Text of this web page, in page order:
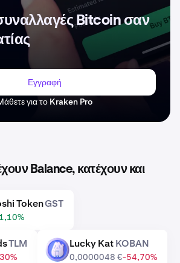
Bitcoin σαν
Εγγραφή
για το Kraken Pro
Balance, κατέχουν και
TokenGST
TLM KOBAN Lucky KatKOBAN
0,0000048 €-54,70%